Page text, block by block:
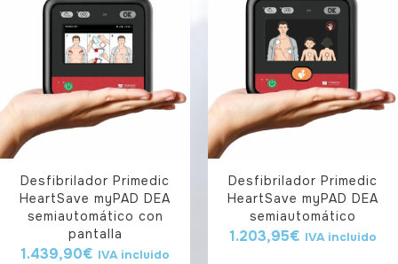
Desfibrilador Primedic
HeartSave myPAD DEA
semiautomático con
pantalla
1.439,90€ IVA incluido
Desfibrilador Primedic
HeartSave myPAD DEA
semiautomático
1.203,95€ IVA incluido